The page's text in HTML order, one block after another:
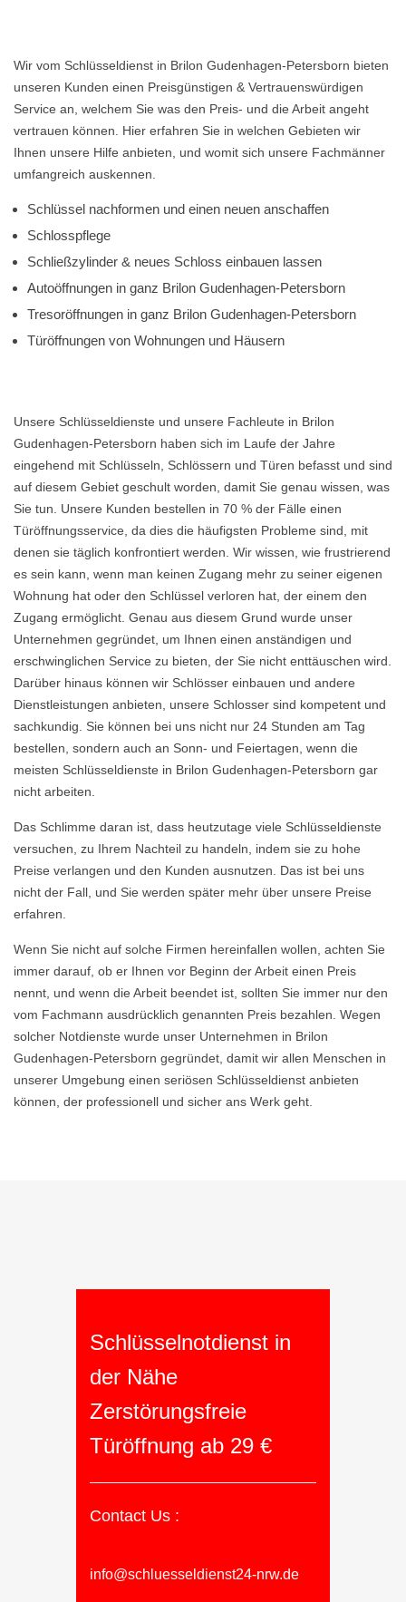
Wir vom Schlüsseldienst in Brilon Gudenhagen-Petersborn bieten
unseren Kunden einen Preisgünstigen & Vertrauenswürdigen
Service an, welchem Sie was den Preis- und die Arbeit angeht
vertrauen können. Hier erfahren Sie in welchen Gebieten wir
Ihnen unsere Hilfe anbieten, und womit sich unsere Fachmänner
umfangreich auskennen.
Schlüssel nachformen und einen neuen anschaffen
Schlosspflege
Schließzylinder & neues Schloss einbauen lassen
Autoöffnungen in ganz Brilon Gudenhagen-Petersborn
Tresoröffnungen in ganz Brilon Gudenhagen-Petersborn
Türöffnungen von Wohnungen und Häusern
Unsere Schlüsseldienste und unsere Fachleute in Brilon
Gudenhagen-Petersborn haben sich im Laufe der Jahre
eingehend mit Schlüsseln, Schlössern und Türen befasst und sind
auf diesem Gebiet geschult worden, damit Sie genau wissen, was
Sie tun. Unsere Kunden bestellen in 70 % der Fälle einen
Türöffnungsservice, da dies die häufigsten Probleme sind, mit
denen sie täglich konfrontiert werden. Wir wissen, wie frustrierend
es sein kann, wenn man keinen Zugang mehr zu seiner eigenen
Wohnung hat oder den Schlüssel verloren hat, der einem den
Zugang ermöglicht. Genau aus diesem Grund wurde unser
Unternehmen gegründet, um Ihnen einen anständigen und
erschwinglichen Service zu bieten, der Sie nicht enttäuschen wird.
Darüber hinaus können wir Schlösser einbauen und andere
Dienstleistungen anbieten, unsere Schlosser sind kompetent und
sachkundig. Sie können bei uns nicht nur 24 Stunden am Tag
bestellen, sondern auch an Sonn- und Feiertagen, wenn die
meisten Schlüsseldienste in Brilon Gudenhagen-Petersborn gar
nicht arbeiten.
Das Schlimme daran ist, dass heutzutage viele Schlüsseldienste
versuchen, zu Ihrem Nachteil zu handeln, indem sie zu hohe
Preise verlangen und den Kunden ausnutzen. Das ist bei uns
nicht der Fall, und Sie werden später mehr über unsere Preise
erfahren.
Wenn Sie nicht auf solche Firmen hereinfallen wollen, achten Sie
immer darauf, ob er Ihnen vor Beginn der Arbeit einen Preis
nennt, und wenn die Arbeit beendet ist, sollten Sie immer nur den
vom Fachmann ausdrücklich genannten Preis bezahlen. Wegen
solcher Notdienste wurde unser Unternehmen in Brilon
Gudenhagen-Petersborn gegründet, damit wir allen Menschen in
unserer Umgebung einen seriösen Schlüsseldienst anbieten
können, der professionell und sicher ans Werk geht.
Schlüsselnotdienst in
der Nähe
Zerstörungsfreie
Türöffnung ab 29 €
Contact Us :
info@schluesseldienst24-nrw.de